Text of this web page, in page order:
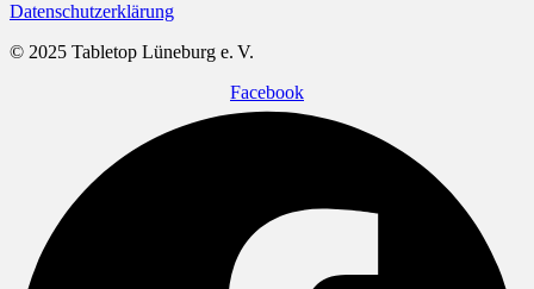
Datenschutzerklärung
© 2025 Tabletop Lüneburg e. V.
Facebook